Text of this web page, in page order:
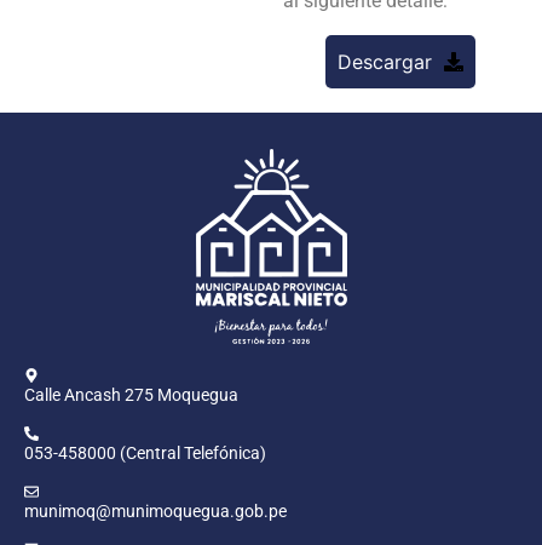
Descargar
Calle Ancash 275 Moquegua
053-458000 (Central Telefónica)
munimoq@munimoquegua.gob.pe